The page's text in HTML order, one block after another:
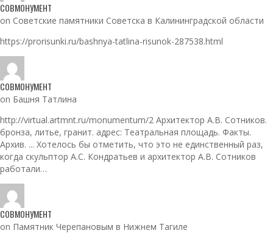
СОВМОНУМЕНТ
on Советские памятники Советска в Калининградской области
https://prorisunki.ru/bashnya-tatlina-risunok-287538.html
СОВМОНУМЕНТ
on Башня Татлина
http://virtual.artmnt.ru/monumentum/2 Архитектор А.В. Сотников.
бронза, литье, гранит. адрес: Театральная площадь. Факты.
Архив. ... Хотелось бы отметить, что это не единственный раз,
когда скульптор А.С. Кондратьев и архитектор А.В. Сотников
работали…
СОВМОНУМЕНТ
on Памятник Черепановым в Нижнем Тагиле